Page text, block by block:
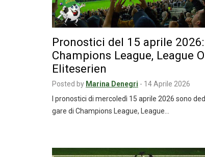
Pronostici del 15 aprile 2026:
Champions League, League
Eliteserien
Posted by Marina Denegri - 14 Aprile 2026
I pronostici di mercoledì 15 aprile 2026 sono
gare di Champions League, League…